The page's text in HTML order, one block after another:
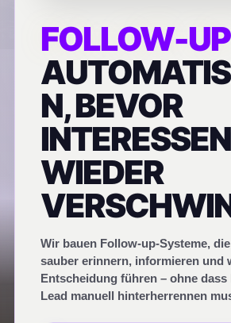
FOLLOW-UP
N, BEVOR
WIEDER
Wir bauen Follow-up-Systeme,
sauber erinnern, informieren und
Entscheidung führen – ohne dass
Lead manuell hinterherrennen